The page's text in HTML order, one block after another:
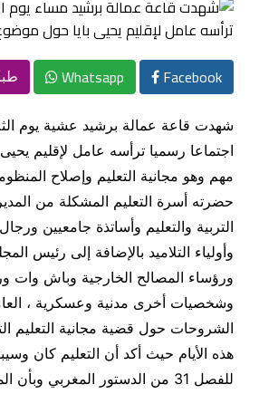
Facebook
Whatsapp
اجتماعا رسميا ترأسه عامل لإقليم
مهم وهو مجانية التعليم وإصلاح
حضرته أسرة التعليم المشكلة من
التربية والتعليم وأساتذة جامعيين
وأولياء التلاميد بالإضافة إلى رئيس
ورؤساء المصالح الخارجية وباش وات
وشخصيات أخرى مدنية وعسكرية ،
الشروحات حول قضية مجانية التعليم
هذه الأيام حيث أكد أن التعليم كان
للفصل 31 من الدستور المغربي